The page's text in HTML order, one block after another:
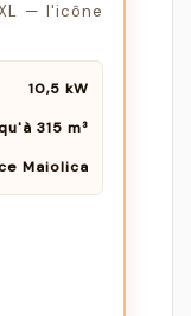
— l'icône
10,5 kW
315 m³
Maiolica